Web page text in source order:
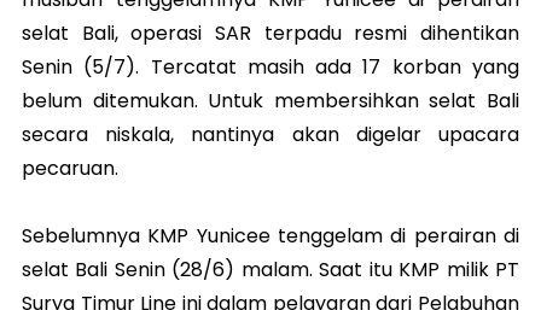
selat Bali, operasi SAR terpadu resmi dihentikan
Senin (5/7). Tercatat masih ada 17 korban yang
belum ditemukan. Untuk membersihkan selat Bali
secara niskala, nantinya akan digelar upacara
pecaruan.
Sebelumnya KMP Yunicee tenggelam di perairan di
selat Bali Senin (28/6) malam. Saat itu KMP milik PT
Surya Timur Line ini dalam pelayaran dari Pelabuhan